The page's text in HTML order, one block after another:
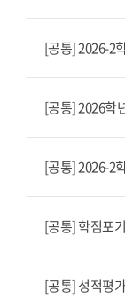
[공통] 2026-2
[공통] 2026학
[공통] 2026-2
[공통] 학점포